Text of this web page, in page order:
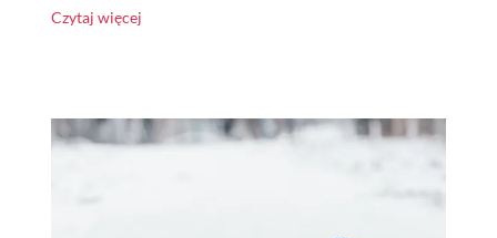
Czytaj więcej